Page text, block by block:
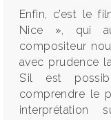
Enfin, c’est le
Nice », qui
compositeur
avec prudence
S’il est
comprendre le
interprétation